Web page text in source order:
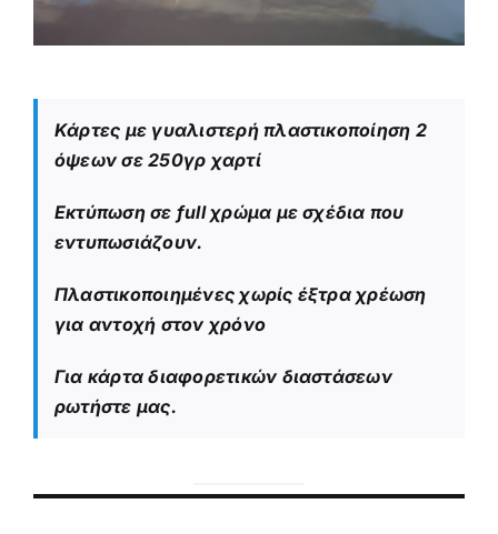
Κάρτες με γυαλιστερή πλαστικοποίηση 2
όψεων σε 250γρ χαρτί
Εκτύπωση σε full χρώμα με σχέδια που
εντυπωσιάζουν.
Πλαστικοποιημένες χωρίς έξτρα χρέωση
για αντοχή στον χρόνο
Για κάρτα διαφορετικών διαστάσεων
ρωτήστε μας.